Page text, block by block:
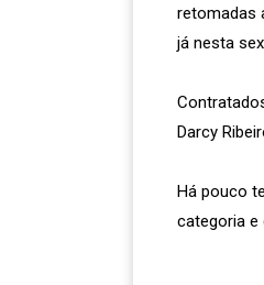
retomadas
já nesta
Darcy
Há pouco
categoria e